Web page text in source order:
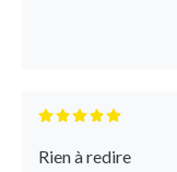
Rien à redire